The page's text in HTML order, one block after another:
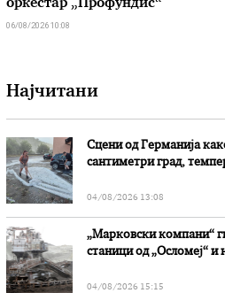
оркестар „Профундис“
06/08/2026 10:08
Најчитани
Сцени од Германија
сантиметри град,
04/08/2026 13:08
„Марковски компани“
станици од „Осломеј“
04/08/2026 15:15